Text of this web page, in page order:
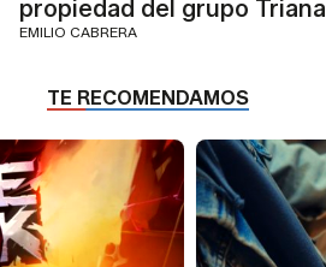
propiedad del grupo Triana
EMILIO CABRERA